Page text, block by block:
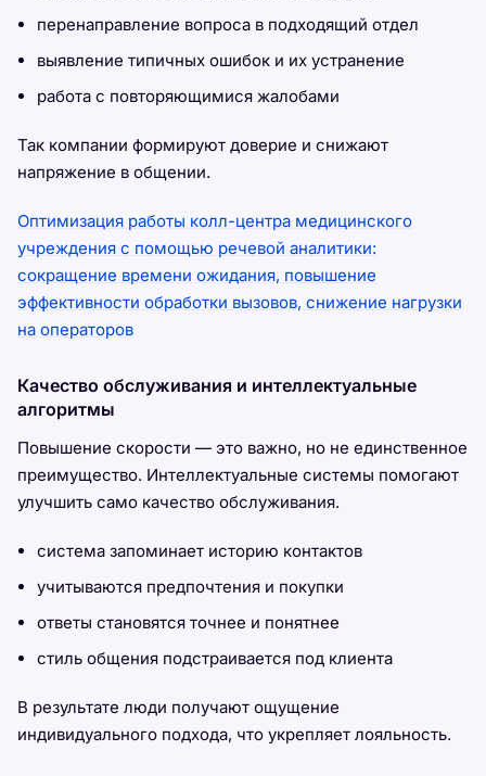
перенаправление вопроса в подходящий отдел
выявление типичных ошибок и их устранение
работа с повторяющимися жалобами
Так компании формируют доверие и снижают
напряжение в общении.
Оптимизация работы колл-центра медицинского
учреждения с помощью речевой аналитики:
сокращение времени ожидания, повышение
эффективности обработки вызовов, снижение нагрузки
на операторов
Качество обслуживания и интеллектуальные
алгоритмы
Повышение скорости — это важно, но не единственное
преимущество. Интеллектуальные системы помогают
улучшить само качество обслуживания.
система запоминает историю контактов
учитываются предпочтения и покупки
ответы становятся точнее и понятнее
стиль общения подстраивается под клиента
В результате люди получают ощущение
индивидуального подхода, что укрепляет лояльность.